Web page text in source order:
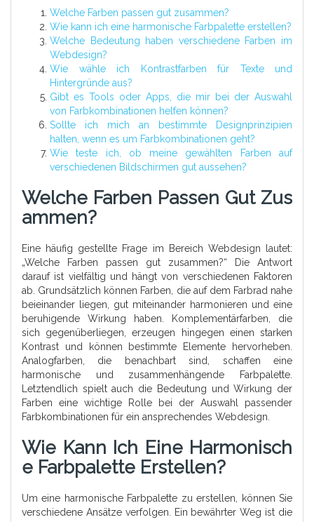
Welche Farben passen gut zusammen?
Wie kann ich eine harmonische Farbpalette erstellen?
Welche Bedeutung haben verschiedene Farben im
Webdesign?
Wie wähle ich Kontrastfarben für Texte und
Hintergründe aus?
Gibt es Tools oder Apps, die mir bei der Auswahl
von Farbkombinationen helfen können?
Sollte ich mich an bestimmte Designprinzipien
halten, wenn es um Farbkombinationen geht?
Wie teste ich, ob meine gewählten Farben auf
verschiedenen Bildschirmen gut aussehen?
Welche Farben Passen Gut Zus
Ammen?
Eine häufig gestellte Frage im Bereich Webdesign lautet:
„Welche Farben passen gut zusammen?“ Die Antwort
darauf ist vielfältig und hängt von verschiedenen Faktoren
ab. Grundsätzlich können Farben, die auf dem Farbrad nahe
beieinander liegen, gut miteinander harmonieren und eine
beruhigende Wirkung haben. Komplementärfarben, die
sich gegenüberliegen, erzeugen hingegen einen starken
Kontrast und können bestimmte Elemente hervorheben.
Analogfarben, die benachbart sind, schaffen eine
harmonische und zusammenhängende Farbpalette.
Letztendlich spielt auch die Bedeutung und Wirkung der
Farben eine wichtige Rolle bei der Auswahl passender
Farbkombinationen für ein ansprechendes Webdesign.
Wie Kann Ich Eine Harmonisch
E Farbpalette Erstellen?
Um eine harmonische Farbpalette zu erstellen, können Sie
verschiedene Ansätze verfolgen. Ein bewährter Weg ist die